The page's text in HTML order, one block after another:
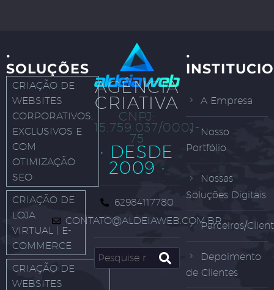
·
SOLUÇÕES
CRIAÇÃO DE
WEBSITES
CORPORATIVOS,
EXCLUSIVOS E
COM
OTIMIZAÇÃO
SEO
CRIAÇÃO DE
LOJA
VIRTUAL | E-
COMMERCE
CRIAÇÃO DE
WEBSITES
AGÊNCIA
CRIATIVA
CNPJ:
15.759.037/0001-
75
· DESDE
2009 ·
62984117780
CONTATO@ALDEIAWEB.COM.BR
·
A Empresa
Nosso
Portfólio
Nossas
Soluções Digitais
Parceiros/
Depoimento
de Clientes